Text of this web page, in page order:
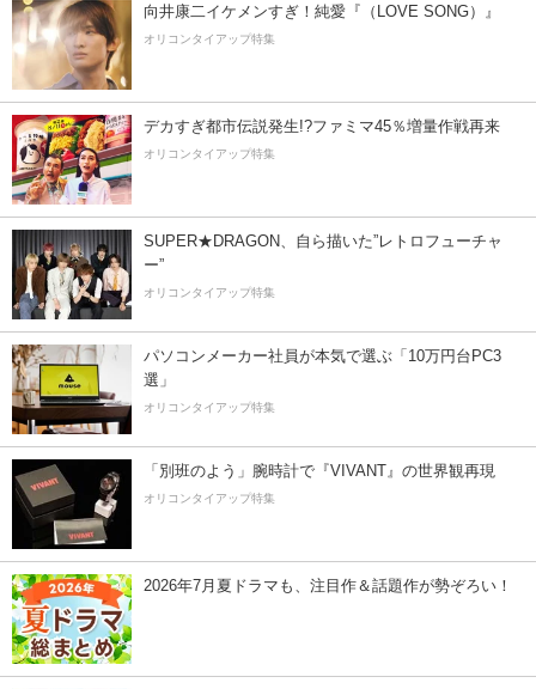
向井康二イケメンすぎ！純愛『（LOVE SONG）』
オリコンタイアップ特集
デカすぎ都市伝説発生!?ファミマ45％増量作戦再来
オリコンタイアップ特集
SUPER★DRAGON、自ら描いた”レトロフューチャ
ー”
オリコンタイアップ特集
パソコンメーカー社員が本気で選ぶ「10万円台PC3
選」
オリコンタイアップ特集
「別班のよう」腕時計で『VIVANT』の世界観再現
オリコンタイアップ特集
2026年7月夏ドラマも、注目作＆話題作が勢ぞろい！